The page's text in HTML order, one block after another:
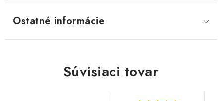
Ostatné informácie
Súvisiaci tovar